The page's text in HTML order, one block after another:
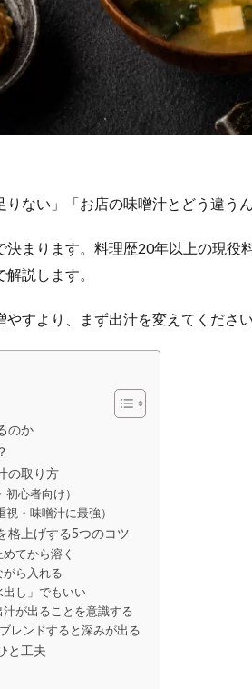
りない」「お店の味噌汁とどう違うん
決まります。料理歴20年以上の現役
説します。
すより、まず出汁を変えてくださ
のか
の取り方
心者向け）
・味噌汁に最強）
格上げする5つのコツ
てから溶く
ら入れる
し」でもいい
が出ることを意識する
レンドすると深みが出る
と工夫